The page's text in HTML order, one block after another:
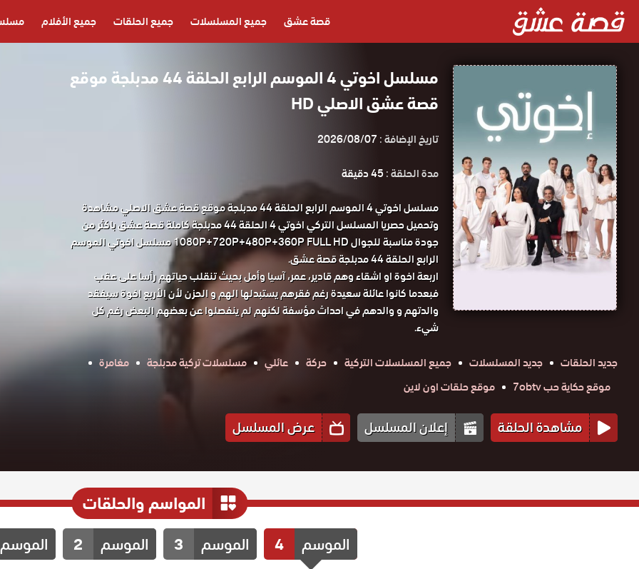
قصة عشق جميع المسلسلات جميع الحلقات جميع الأفلام
مسلسل اخوتي 4 الموسم الرابع الحلقة 44 مدبلجة موقع
قصة عشق الاصلي HD
تاريخ الإضافة :2026/08/07
مدة الحلقة :45 دقيقة
مسلسل اخوتي 4 الموسم الرابع الحلقة 44 مدبلجة موقع قصة عشق الاصلي مشاهدة
وتحميل حصريا المسلسل التركي اخوتي 4 الحلقة 44 مدبلجة كاملة قصة عشق باكثر من
جودة مناسبة للجوال 1080P+720P+480P+360P FULL HD مسلسل اخوتي الموسم
الرابع الحلقة 44 مدبلجة قصة عشق.
اربعة اخوة او اشقاء وهم قادير، عمر، آسيا وأمل بحيث تنقلب حياتهم رأسا على عقب
فبعدما كانوا عائلة سعيدة رغم فقرهم يستبدلها الهم و الحزن لأن الأربع اخوة سيفقد
والدتهم و والدهم في احداث مؤسفة لكنهم لم ينفصلوا عن بعضهم البعض رغم كل
شيء.
جديد الحلقات
جديد المسلسلات جميع المسلسلات التركية حركة عائلي مسلسلات تركية مدبلجة
مغامرة
موقع حكاية حب 7obtv
موقع حلقات اون لاين
مشاهدة الحلقة إعلان المسلسل عرض المسلسل
المواسم والحلقات
الموسم 4 الموسم 3 الموسم 2 الموسم